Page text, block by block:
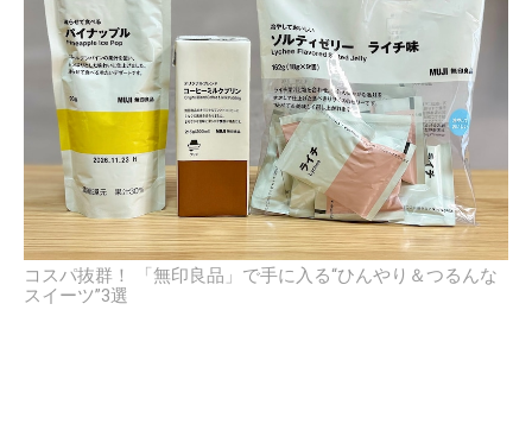
コスパ抜群！ 「無印良品」で手に入る“ひんやり＆つるんな
スイーツ”3選